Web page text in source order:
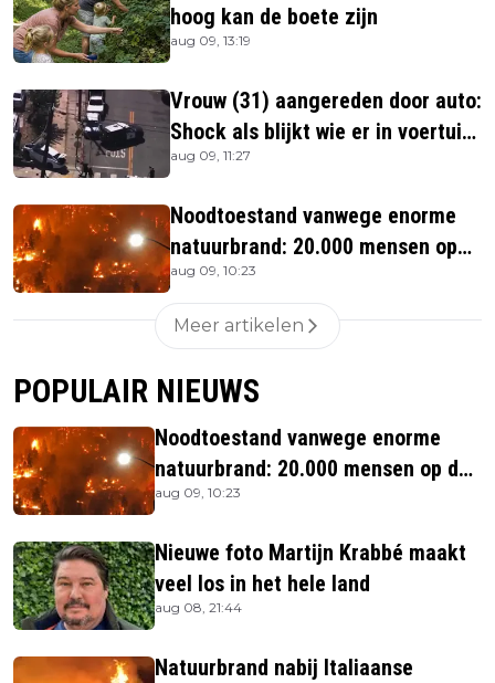
hoog kan de boete zijn
aug 09, 13:19
Vrouw (31) aangereden door auto:
Shock als blijkt wie er in voertuig
zitten
aug 09, 11:27
Noodtoestand vanwege enorme
natuurbrand: 20.000 mensen op
de vlucht
aug 09, 10:23
Meer artikelen
POPULAIR NIEUWS
Noodtoestand vanwege enorme
natuurbrand: 20.000 mensen op de
vlucht
aug 09, 10:23
Nieuwe foto Martijn Krabbé maakt
veel los in het hele land
aug 08, 21:44
Natuurbrand nabij Italiaanse